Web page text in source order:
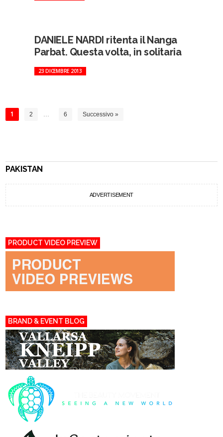
DANIELE NARDI ritenta il Nanga
Parbat. Questa volta, in solitaria
23 DICEMBRE 2013
1 2 … 6 Successivo »
PAKISTAN
ADVERTISEMENT
PRODUCT VIDEO PREVIEW
BRAND & EVENT BLOG